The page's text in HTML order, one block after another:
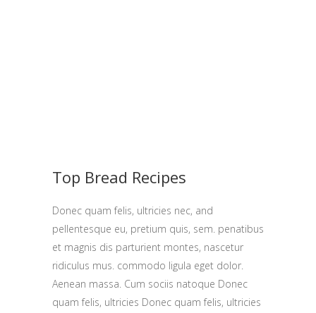
Top Bread Recipes
Donec quam felis, ultricies nec, and
pellentesque eu, pretium quis, sem. penatibus
et magnis dis parturient montes, nascetur
ridiculus mus. commodo ligula eget dolor.
Aenean massa. Cum sociis natoque Donec
quam felis, ultricies Donec quam felis, ultricies